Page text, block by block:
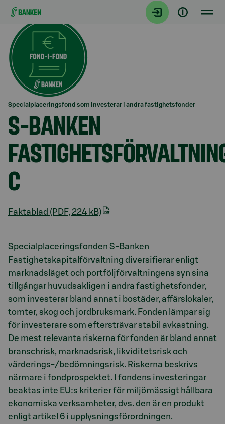
Gå direkt till innehållet
Specialplaceringsfond som investerar i andra fastighetsfonder
S-BANKEN
C
Faktablad (PDF, 224 kB)
Avsnitt med titel Presentation
Specialplaceringsfonden S-Banken
Fastighetskapitalförvaltning diversifierar enligt
marknadsläget och portföljförvaltningens syn sina
tillgångar huvudsakligen i andra fastighetsfonder,
som investerar bland annat i bostäder, affärslokaler,
tomter, skog och jordbruksmark. Fonden lämpar sig
för investerare som eftersträvar stabil avkastning.
De mest relevanta riskerna för fonden är bland annat
branschrisk, marknadsrisk, likviditetsrisk och
värderings-/bedömningsrisk. Riskerna beskrivs
närmare i fondprospektet. I fondens investeringar
beaktas inte EU:s kriterier för miljömässigt hållbara
ekonomiska verksamheter, dvs. den är en produkt
enligt artikel 6 i upplysningsförordningen.